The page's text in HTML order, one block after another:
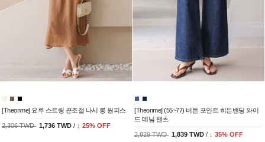
[Theonme] 요루 스트링 끈조절 나시 롱 원피스
2,306 TWD 1,736 TWD / ↓ 25% OFF
[Theonme] (55~77) 버튼 포인트 히든밴딩 와이
드 데님 팬츠
2,829 TWD 1,839 TWD / ↓ 35% OFF